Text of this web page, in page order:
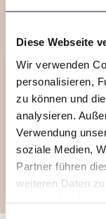
Diese Webseite
Wir verwenden
personalisieren,
zu können und
analysieren.
Verwendung
soziale Medien,
Partner führen
weiteren Daten
Sie haben